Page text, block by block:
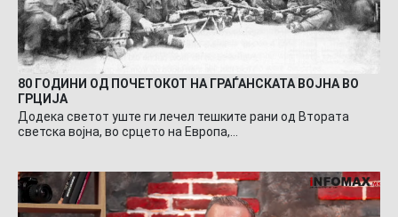
80 ГОДИНИ ОД ПОЧЕТОКОТ НА ГРАЃАНСКАТА ВОЈНА ВО
ГРЦИЈА
Додека светот уште ги лечел тешките рани од Втората
светска војна, во срцето на Европа,…